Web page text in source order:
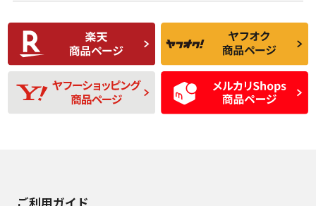
C
比較的きれいな中古
品
C
られるが、使用に問
題のない中古品
D
使用感や目立つ傷が
あり、一般的な中古
品
D
残り溝も少なく、偏
磨耗がみられ、短期
間使用できるくらい
の中古品